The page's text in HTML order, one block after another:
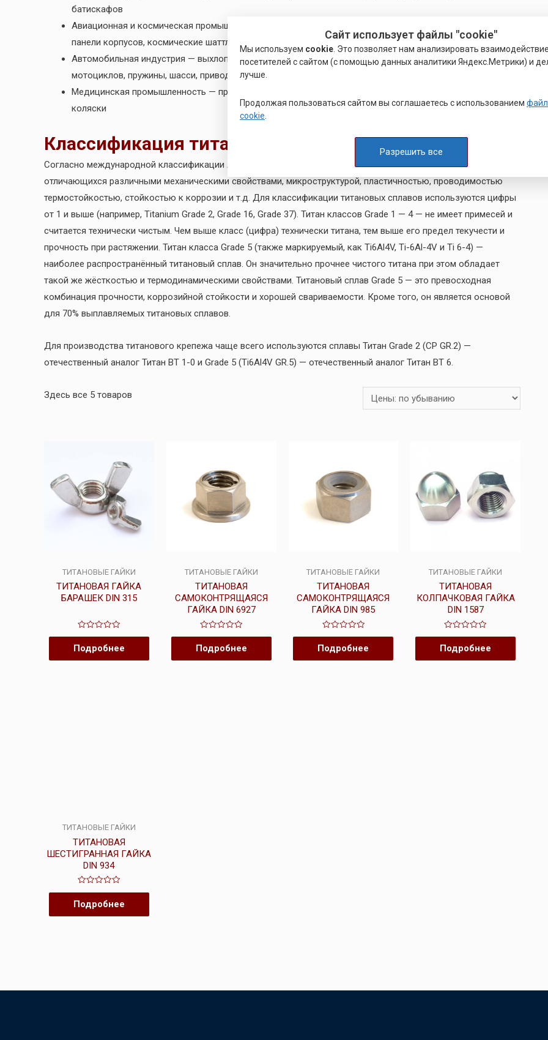
батискафов
Авиационная и космическая промышленность — каркасы самолётов и вертолётов, двигатели, шасси,
панели корпусов, космические шаттлы
Автомобильная индустрия — выхлопная система и элементы подвески спортивных автомобилей и
мотоциклов, пружины, шасси, приводные валы
Медицинская промышленность — протезы и импланты, хирургические инструменты, инвалидные
коляски
Классификация титановых сплавов
Согласно международной классификации ASTM и ASME существует множество титановых сплавов,
отличающихся различными механическими свойствами, микроструктурой, пластичностью, проводимостью
термостойкостью, стойкостью к коррозии и т.д. Для классификации титановых сплавов используются цифры
от 1 и выше (например, Titanium Grade 2, Grade 16, Grade 37). Титан классов Grade 1 — 4 — не имеет примесей и
считается технически чистым. Чем выше класс (цифра) технически титана, тем выше его предел текучести и
прочность при растяжении. Титан класса Grade 5 (также маркируемый, как Ti6Al4V, Ti-6Al-4V и Ti 6-4) —
наиболее распространённый титановый сплав. Он значительно прочнее чистого титана при этом обладает
такой же жёсткостью и термодинамическими свойствами. Титановый сплав Grade 5 — это превосходная
комбинация прочности, коррозийной стойкости и хорошей свариваемости. Кроме того, он является основой
для 70% выплавляемых титановых сплавов.
Для производства титанового крепежа чаще всего используются сплавы Титан Grade 2 (CP GR.2) —
отечественный аналог Титан ВТ 1-0 и Grade 5 (Ti6Al4V GR.5) — отечественный аналог Титан ВТ 6.
Здесь все 5 товаров
ТИТАНОВЫЕ ГАЙКИ
ТИТАНОВАЯ ГАЙКА
БАРАШЕК DIN 315
Оценка
0
из
Подробнее
ТИТАНОВЫЕ ГАЙКИ
ТИТАНОВАЯ
САМОКОНТРЯЩАЯСЯ
ГАЙКА DIN 6927
Оценка
0
из
Подробнее
ТИТАНОВЫЕ ГАЙКИ
ТИТАНОВАЯ
САМОКОНТРЯЩАЯСЯ
ГАЙКА DIN 985
Оценка
0
из
Подробнее
ТИТАНОВЫЕ ГАЙКИ
ТИТАНОВАЯ
КОЛПАЧКОВАЯ ГАЙКА
DIN 1587
Оценка
0
из
Подробнее
ТИТАНОВЫЕ ГАЙКИ
ТИТАНОВАЯ
ШЕСТИГРАННАЯ ГАЙКА
DIN 934
Оценка
из
Подробнее
Сайт использует файлы "cookie"
Мы используем cookie . Это позволяет нам анализировать взаимодействие
посетителей с сайтом (с помощью данных аналитики Яндекс.Метрики) и
лучше.
Продолжая пользоваться сайтом вы соглашаетесь с использованием
cookie
Разрешить все